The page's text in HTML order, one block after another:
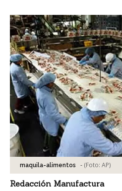
maquila-alimentos - (Foto: AP)
Redacción Manufactura